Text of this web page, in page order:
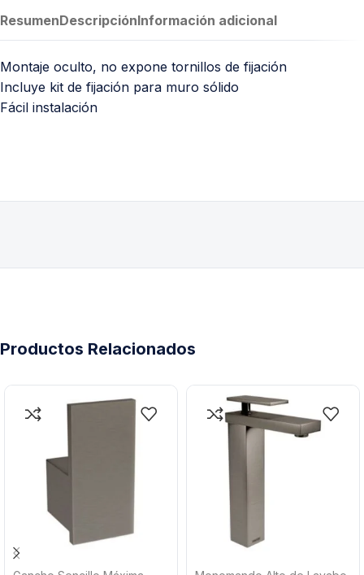
ResumenDescripciónInformación adicional
Montaje oculto, no expone tornillos de fijación
Incluye kit de fijación para muro sólido
Fácil instalación
Productos Relacionados